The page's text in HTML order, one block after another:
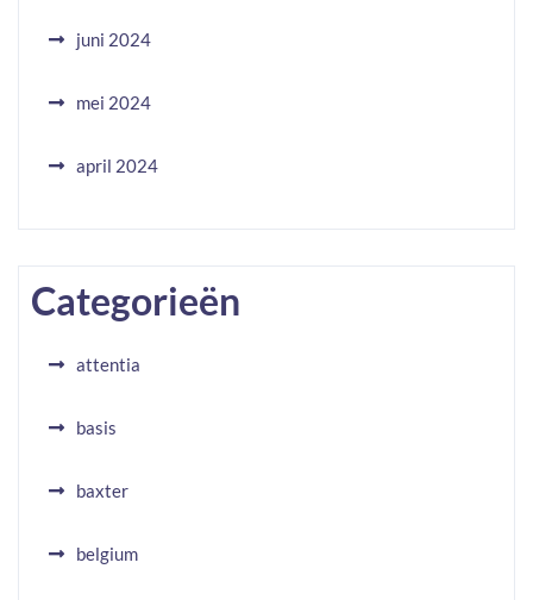
juni 2024
mei 2024
april 2024
Categorieën
attentia
basis
baxter
belgium